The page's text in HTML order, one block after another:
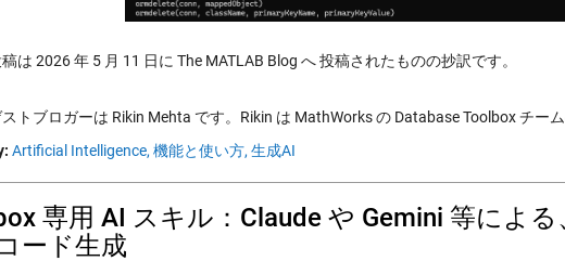
は 2026 年 5 月 11 日に The MATLAB Blog へ 投稿されたものの抄訳です。
トブロガーは Rikin Mehta です。Rikin は MathWorks の Database Toolbox チー
Artificial Intelligence, 機能と使い方, 生成AI
専用 AI スキル：Claude や Gemini 等によ
ード生成